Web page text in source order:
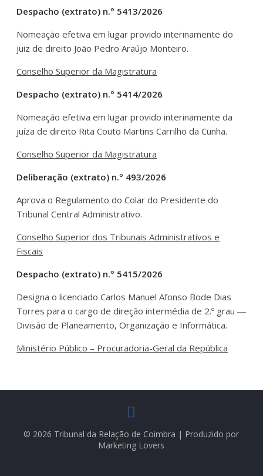
Despacho (extrato) n.º 5413/2026
Nomeação efetiva em lugar provido interinamente do
juiz de direito João Pedro Araújo Monteiro.
Conselho Superior da Magistratura
Despacho (extrato) n.º 5414/2026
Nomeação efetiva em lugar provido interinamente da
juíza de direito Rita Couto Martins Carrilho da Cunha.
Conselho Superior da Magistratura
Deliberação (extrato) n.º 493/2026
Aprova o Regulamento do Colar do Presidente do
Tribunal Central Administrativo.
Conselho Superior dos Tribunais Administrativos e
Fiscais
Despacho (extrato) n.º 5415/2026
Designa o licenciado Carlos Manuel Afonso Bode Dias
Torres para o cargo de direção intermédia de 2.º grau ―
Divisão de Planeamento, Organização e Informática.
Ministério Público – Procuradoria-Geral da República
© 2026 Tribunal da Relação de Coimbra | Produzido por
Marketing Lovers